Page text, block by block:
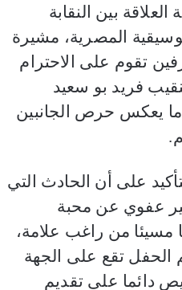
بين النقابة
المصرية، مشيرة
تقوم على الاحترام
فريد بو سعيد
يعكس حرص الجانبين
على أن الحادث التي
عفوي عن محبة
مسيئا من راغب علامة،
الحفل تقع على الجهة
دائما على تقديم